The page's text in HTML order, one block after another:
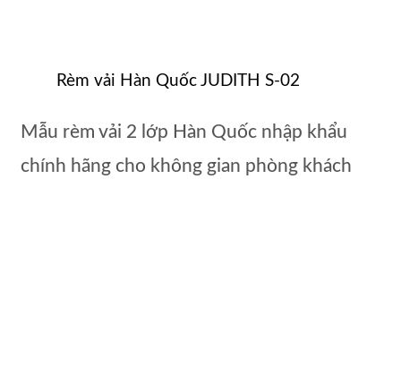
Rèm vải Hàn Quốc JUDITH S-02
Mẫu rèm vải 2 lớp Hàn Quốc nhập khẩu
chính hãng cho không gian phòng khách